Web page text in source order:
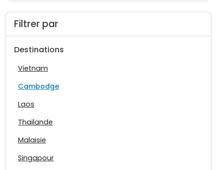
Filtrer par
Destinations
Vietnam
Cambodge
Laos
Thailande
Malaisie
Singapour